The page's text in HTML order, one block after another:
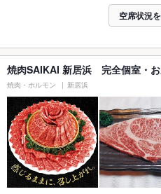
空席状況
焼肉SAIKAI 新居浜 完全個室・
焼肉・ホルモン 新居浜